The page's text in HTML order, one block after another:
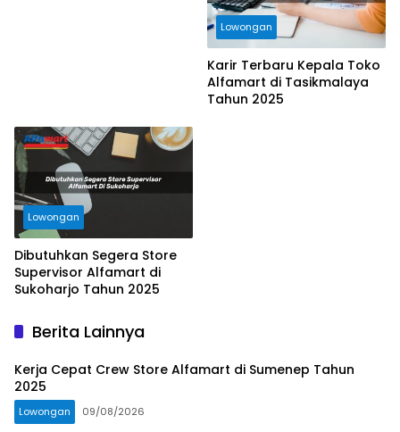
Lowongan
Karir Terbaru Kepala Toko
Alfamart di Tasikmalaya
Tahun 2025
Lowongan
Dibutuhkan Segera Store
Supervisor Alfamart di
Sukoharjo Tahun 2025
Berita Lainnya
Kerja Cepat Crew Store Alfamart di Sumenep Tahun
2025
Lowongan 09/08/2026